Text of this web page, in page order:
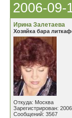
2006-09-
Ирина Залетаева
Хозяйка бара
Откуда: Москва
Зарегистрирован:
Сообщений: 3567